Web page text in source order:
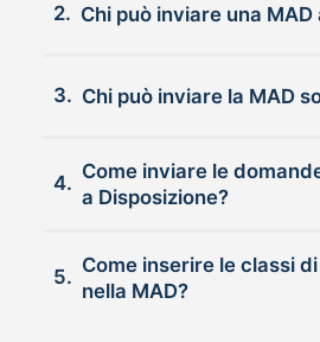
2.
3. Chi può inviare la MAD
4.
Come inviare le
a Disposizione?
5.
Come inserire le classi di concorso
nella MAD?